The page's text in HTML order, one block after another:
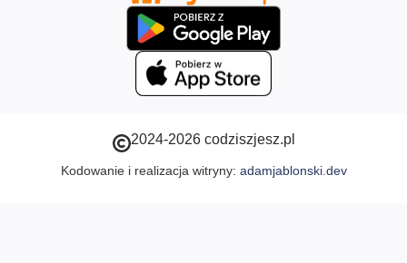
2024-2026 codziszjesz.pl
Kodowanie i realizacja witryny: adamjablonski.dev